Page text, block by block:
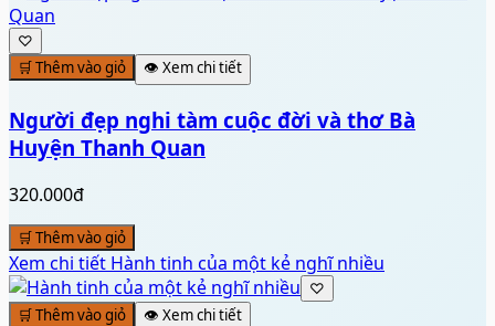
♡
🛒 Thêm vào giỏ
👁️ Xem chi tiết
Người đẹp nghi tàm cuộc đời và thơ Bà
Huyện Thanh Quan
320.000đ
🛒 Thêm vào giỏ
Xem chi tiết Hành tinh của một kẻ nghĩ nhiều
♡
🛒 Thêm vào giỏ
👁️ Xem chi tiết